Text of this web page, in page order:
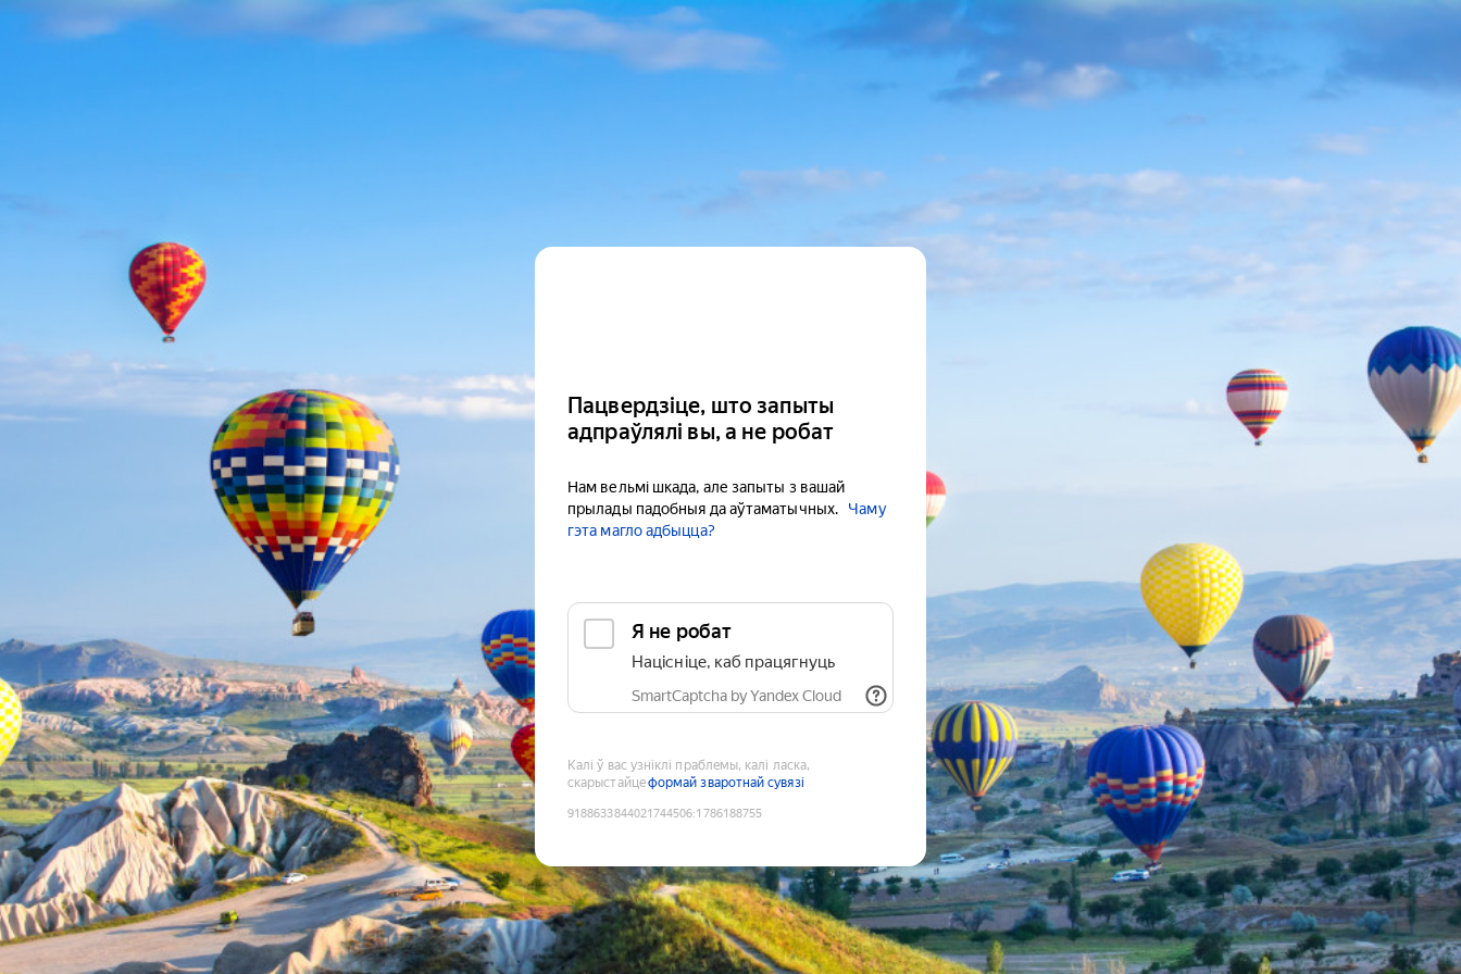
Пацвердзіце, што запыты
адпраўлялі вы, а не робат
Нам вельмі шкада, але запыты з вашай
прылады падобныя да аўтаматычных.
Чаму
гэта магло адбыцца?
Я не робат
Націсніце, каб працягнуць
SmartCaptcha by Yandex Cloud
Калі ў вас узніклі праблемы, калі ласка,
скарыстайцеформай зваротнай сувязі
9188633844021744506:1786188755